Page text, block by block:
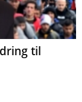
til